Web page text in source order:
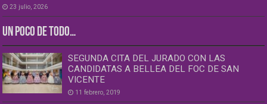
23 julio, 2026
UN POCO DE TODO…
SEGUNDA CITA DEL JURADO CON LAS
CANDIDATAS A BELLEA DEL FOC DE SAN
VICENTE
11 febrero, 2019